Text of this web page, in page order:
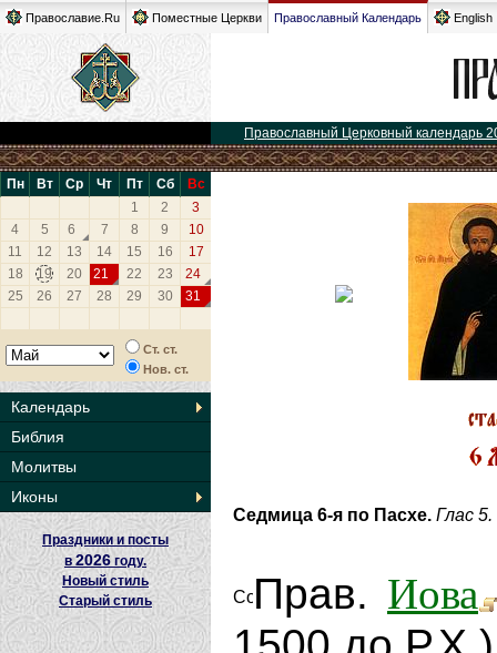
Православие.Ru Поместные Церкви Православный Календарь English
Православный Церковный календарь
Пн Вт Ср Чт Пт Сб
Вс
1
2
3
4
5 6 7 8 9
10
11
12 13 14 15 16
17
18
19 20 21 22 23
24
25
26 27 28 29 30 31
Ст. ст.
Нов. ст.
Календарь
Библия
Молитвы
Иконы
Праздники и посты
в2026 году.
Новый стиль
Старый стиль
Седмица 6-я по Пасхе. Глас 5.
Прав. Иова